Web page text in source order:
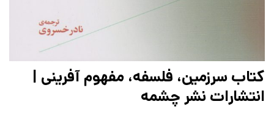
کتاب سرزمین، فلسفه، مفهوم آفرینی |
انتشارات نشر چشمه